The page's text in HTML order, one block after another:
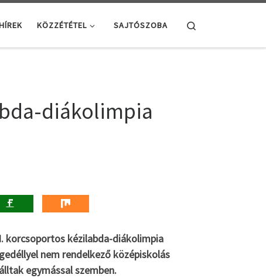
KÖZZÉTÉTEL SAJTÓSZOBA
diákolimpia
korcsoportos kézilabda-diákolimpia
nem rendelkező középiskolás
egymással szemben.